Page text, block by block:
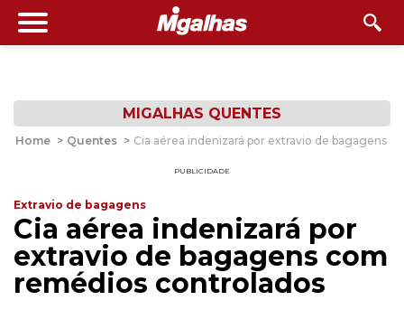
MIGALHAS QUENTES
Home > Quentes > Cia aérea indenizará por extravio de bagagens
PUBLICIDADE
Extravio de bagagens
Cia aérea indenizará por
extravio de bagagens com
remédios controlados